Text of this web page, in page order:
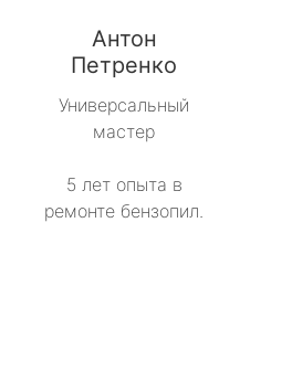
Антон
Петренко
Универсальный
мастер
5 лет опыта в
ремонте бензопил.